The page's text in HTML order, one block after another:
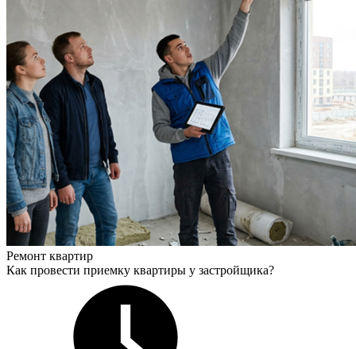
Ремонт квартир
Как провести приемку квартиры у застройщика?